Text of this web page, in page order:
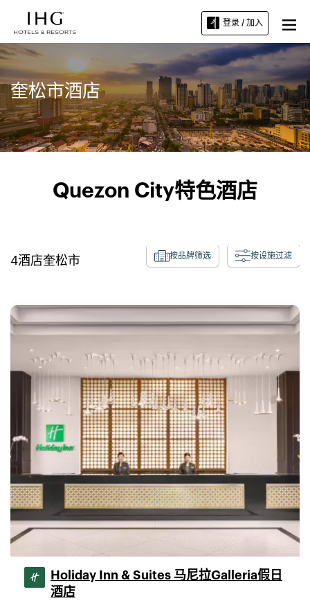
登录 / 加入
奎松市酒店
Quezon City特色酒店
4酒店奎松市 按品牌筛选 按设施过滤
Holiday Inn & Suites 马尼拉Galleria假日
酒店